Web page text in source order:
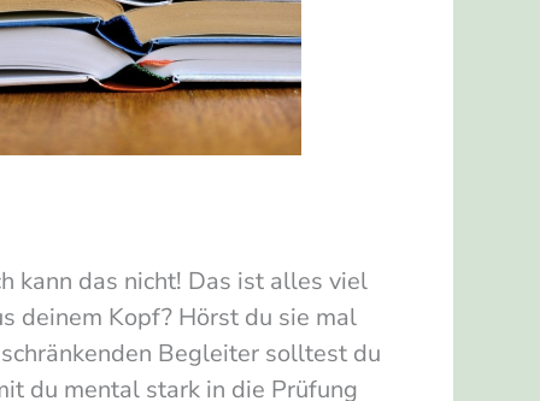
kann das nicht! Das ist alles viel
deinem Kopf? Hörst du sie mal
Begleiter solltest du
du mental stark in die Prüfung